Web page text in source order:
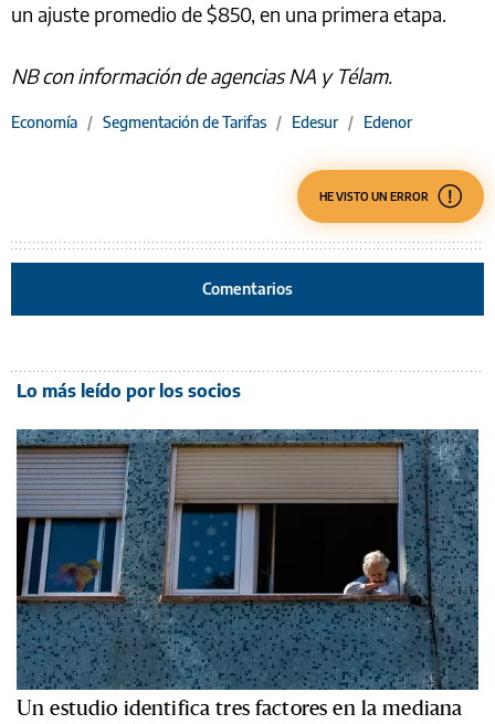
un ajuste promedio de $850, en una primera etapa.
NB con información de agencias NA y Télam.
Economía / Segmentación de Tarifas / Edesur / Edenor
HE VISTO UN ERROR
Comentarios
Lo más leído por los socios
Un estudio identifica tres factores en la mediana